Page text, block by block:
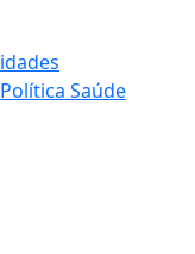
Política Saúde